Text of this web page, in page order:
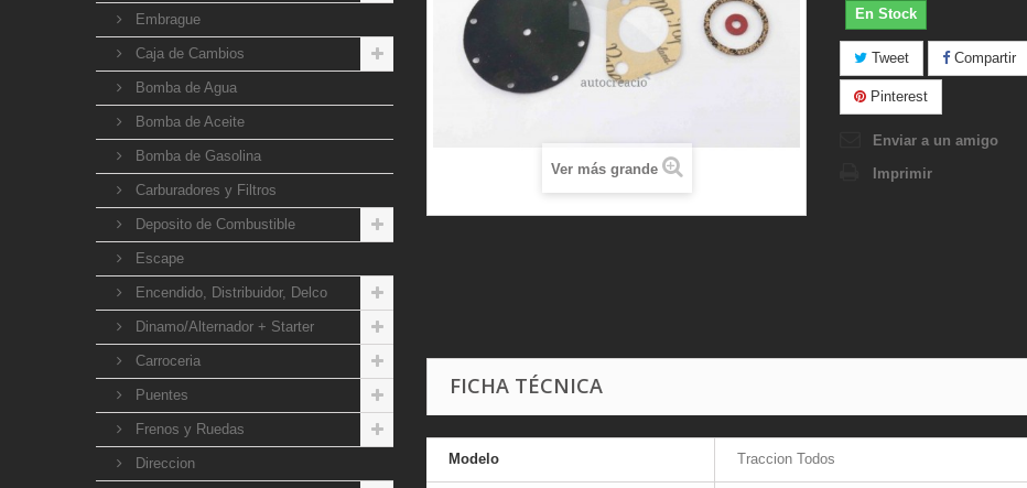
Embrague
Caja de Cambios
Bomba de Agua
Bomba de Aceite
Bomba de Gasolina
Carburadores y Filtros
Deposito de Combustible
Escape
Encendido, Distribuidor, Delco
Dinamo/Alternador + Starter
Carroceria
Puentes
Frenos y Ruedas
Direccion
Ver más grande
En Stock
Tweet Compartir
Pinterest
Enviar a un amigo
Imprimir
FICHA TÉCNICA
Modelo Traccion Todos